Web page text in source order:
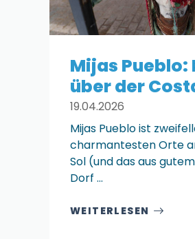
Mijas Pueblo:
über der
19.04.2026
Mijas Pueblo ist
charmantesten Orte
Sol (und das aus
Dorf ...
WEITERLESEN